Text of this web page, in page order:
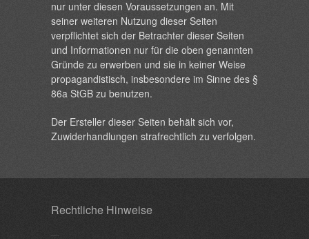
nur unter diesen Voraussetzungen an. Mit
seiner weiteren Nutzung dieser Seiten
verpflichtet sich der Betrachter dieser Seiten
und Informationen nur für die oben genannten
Gründe zu erwerben und sie in keiner Weise
propagandistisch, insbesondere im Sinne des §
86a StGB zu benutzen.
Der Ersteller dieser Seiten behält sich vor,
Zuwiderhandlungen strafrechtlich zu verfolgen.
Rechtliche Hinweise